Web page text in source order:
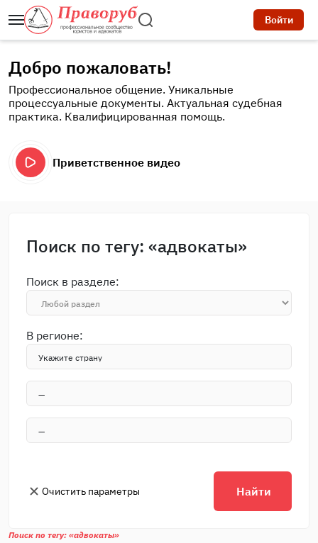
Войти
Добро пожаловать!
Профессиональное общение. Уникальные
процессуальные документы. Актуальная судебная
практика. Квалифицированная помощь.
Приветственное видео
Поиск по тегу: «адвокаты»
Поиск в разделе:
В регионе:
Очистить параметры Найти
Поиск по тегу: «адвокаты»